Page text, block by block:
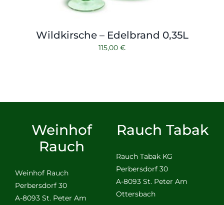
Wildkirsche – Edelbrand 0,35L
115,00 €
Weinhof
Rauch
Weinhof Rauch
Perbersdorf 30
A-8093 St. Peter Am
Rauch Tabak
Rauch Tabak KG
Perbersdorf 30
A-8093 St. Peter Am
Ottersbach